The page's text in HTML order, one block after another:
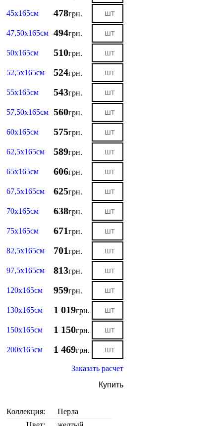
45х165см 478грн.
47,50х165см 494грн.
50х165см 510грн.
52,5х165см 524грн.
55х165см 543грн.
57,50х165см 560грн.
60х165см 575грн.
62,5х165см 589грн.
65х165см 606грн.
67,5х165см 625грн.
70х165см 638грн.
75х165см 671грн.
82,5х165см 701грн.
97,5х165см 813грн.
120х165см 959грн.
130х165см 1 019грн.
150х165см 1 150грн.
200х165см 1 469грн.
Заказать расчет
Купить
Коллекция:
Перла